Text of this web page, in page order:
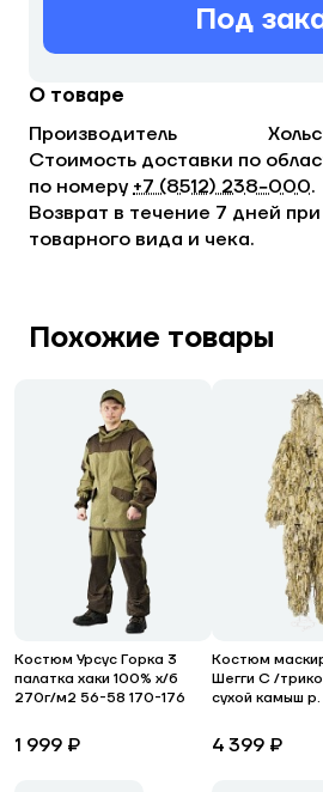
Под
О товаре
Производитель
Стоимость доставки по
по номеру +7 (8512) 238−000.
Возврат в течение 7 дней
товарного вида и чека.
Похожие товары
Костюм Урсус Горка 3
палатка хаки 100% х/б
270г/м2 56-58 170-176
1 999 ₽
Костюм
Шегги С /
сухой камыш
4 399 ₽